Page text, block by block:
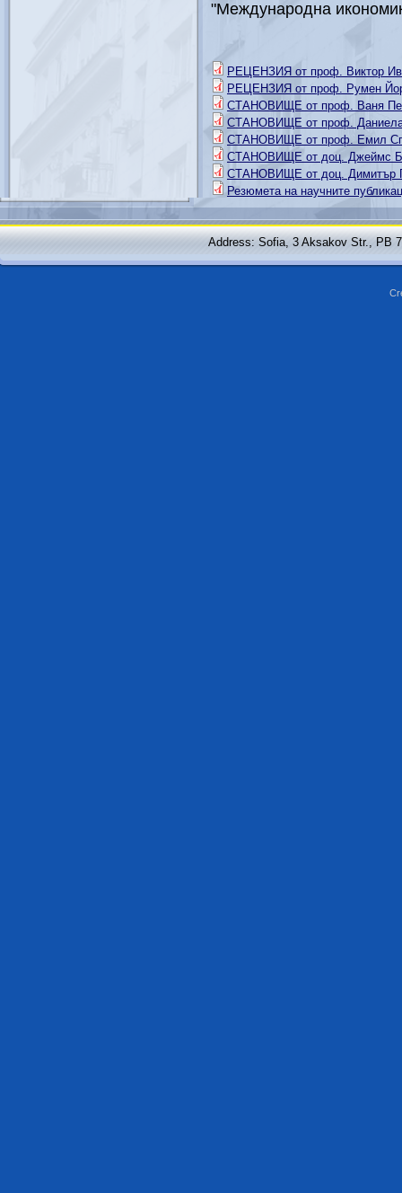
"Международна
РЕЦЕНЗИЯ от проф. Виктор
РЕЦЕНЗИЯ от проф. Румен
СТАНОВИЩЕ от проф. Ваня
СТАНОВИЩЕ от проф. Даниела
СТАНОВИЩЕ от проф. Емил
СТАНОВИЩЕ от доц. Джеймс
СТАНОВИЩЕ от доц. Димитър
Резюмета на научните
Address: Sofia, 3 Aksakov Str., PB